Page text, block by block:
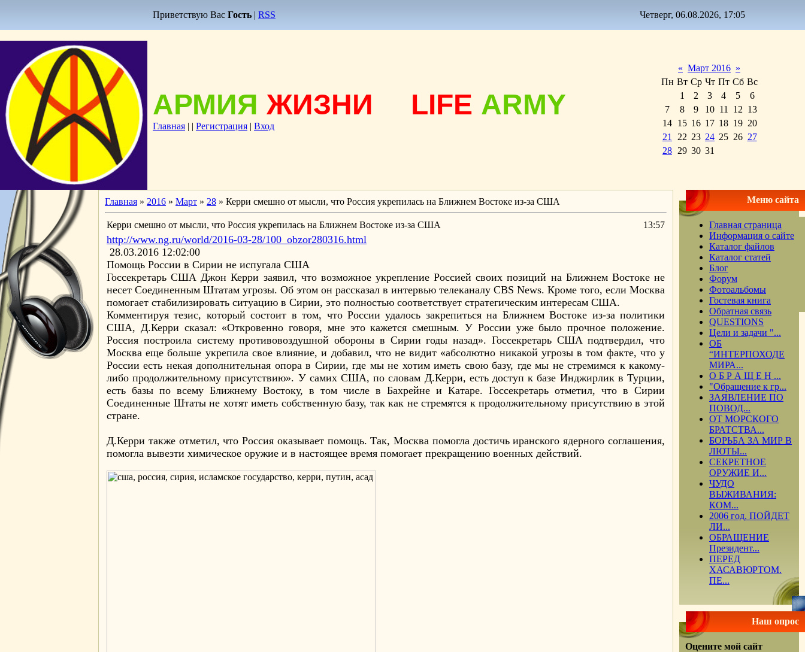
Приветствую Вас Гость | RSS Четверг, 06.08.2026, 17:05
АРМИЯ ЖИЗНИ LIFE ARMY
Главная | | Регистрация | Вход
« Март 2016 »
Пн Вт Ср Чт Пт Сб Вс
1
2 3 4 5
6
7
8 9 10 11 12 13
14 15 16 17 18 19 20
21
22 23 24 25 26 27
28 29 30 31
Главная » 2016 » Март » 28 » Керри смешно от мысли, что Россия укрепилась на Ближнем Востоке из-за США
Керри смешно от мысли, что Россия укрепилась на Ближнем Востоке из-за США 13:57
http://www.ng.ru/world/2016-03-28/100_obzor280316.html
28.03.2016 12:02:00
Помощь России в Сирии не испугала США
Госсекретарь США Джон Керри заявил, что возможное укрепление Россией своих позиций на Ближнем Востоке не
несет Соединенным Штатам угрозы. Об этом он рассказал в интервью телеканалу CBS News. Кроме того, если Москва
помогает стабилизировать ситуацию в Сирии, это полностью соответствует стратегическим интересам США.
Комментируя тезис, который состоит в том, что России удалось закрепиться на Ближнем Востоке из-за политики
США, Д.Керри сказал: «Откровенно говоря, мне это кажется смешным. У России уже было прочное положение.
Россия построила систему противовоздушной обороны в Сирии годы назад». Госсекретарь США подтвердил, что
Москва еще больше укрепила свое влияние, и добавил, что не видит «абсолютно никакой угрозы в том факте, что у
России есть некая дополнительная опора в Сирии, где мы не хотим иметь свою базу, где мы не стремимся к какому-
либо продолжительному присутствию». У самих США, по словам Д.Керри, есть доступ к базе Инджирлик в Турции,
есть базы по всему Ближнему Востоку, в том числе в Бахрейне и Катаре. Госсекретарь отметил, что в Сирии
Соединенные Штаты не хотят иметь собственную базу, так как не стремятся к продолжительному присутствию в этой
стране.
Д.Керри также отметил, что Россия оказывает помощь. Так, Москва помогла достичь иранского ядерного соглашения,
помогла вывезти химическое оружие и в настоящее время помогает прекращению военных действий.
Меню сайта
Главная страница
Информация о сайте
Каталог файлов
Каталог статей
Блог
Форум
Фотоальбомы
Гостевая книга
Обратная связь
QUESTIONS
Цели и задачи "...
ОБ
“ИНТЕРПОХОДЕ
МИРА...
О Б Р А Щ Е Н ...
"Обращение к гр...
ЗАЯВЛЕНИЕ ПО
ПОВОД...
ОТ МОРСКОГО
БРАТСТВА...
БОРЬБА ЗА МИР В
ЛЮТЫ...
СЕКРЕТНОЕ
ОРУЖИЕ И...
ЧУДО
ВЫЖИВАНИЯ:
КОМ...
2006 год. ПОЙДЕТ
ЛИ...
ОБРАЩЕНИЕ
Президент...
ПЕРЕД
ХАСАВЮРТОМ.
ПЕ...
Наш опрос
Оцените мой сайт